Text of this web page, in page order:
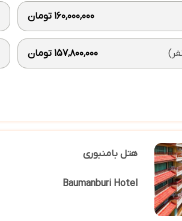
۱۶۰٬۰۰۰٬۰۰۰ تومان
۱۵۷٬۸۰۰٬۰۰۰ تومان
هتل بامنبوری
Baumanburi Hotel